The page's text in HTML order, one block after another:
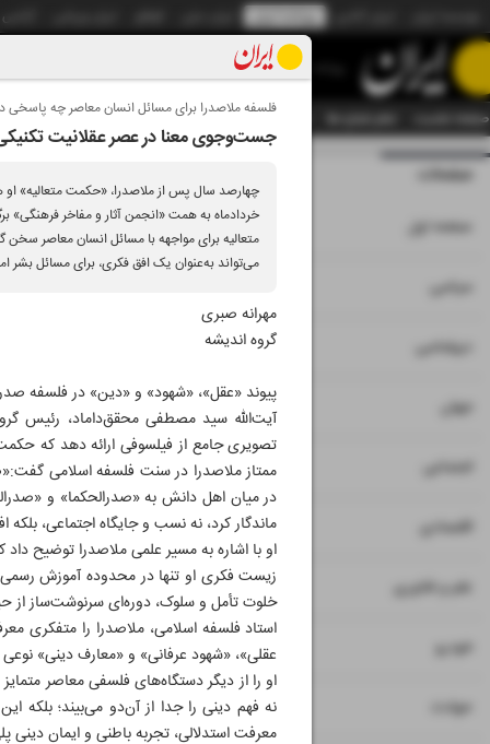
صفحه نخست آرشیو سازمان آگهی‌ها دستیار
فلسفه ملاصدرا برای مسائل انسان معاصر چه پاسخی
جست‌وجوی معنا در عصر عقلانیت
چهارصد سال پس از ملاصدرا، «حکمت متعالیه» او
خردادماه به همت «انجمن آثار و مفاخر فرهنگی»
متعالیه برای مواجهه با مسائل انسان معاصر
می‌تواند به‌عنوان یک افق فکری، برای مسائل بشر
مهرانه صبری
گروه اندیشه
پیوند «عقل»، «شهود» و «دین» در فلسفه
آیت‌الله سید مصطفی محقق‌داماد، رئیس
تصویری جامع از فیلسوفی ارائه دهد که
ممتاز ملاصدرا در سنت فلسفه اسلامی
در میان اهل دانش به «صدرالحکما» و
ماندگار کرد، نه نسب و جایگاه اجتماعی،
او با اشاره به مسیر علمی ملاصدرا توضیح
زیست فکری او تنها در محدوده آموزش
خلوت تأمل و سلوک، دوره‌ای سرنوشت‌ساز از
استاد فلسفه اسلامی، ملاصدرا را متفکری
عقلی»، «شهود عرفانی» و «معارف دینی»
او را از دیگر دستگاه‌های فلسفی معاصر
نه فهم دینی را جدا از آن‌دو می‌بیند؛ بلکه
معرفت استدلالی، تجربه باطنی و ایمان دینی
صفحات
صفحه اول ۱
سیاسی
دیپلماسی
جهان
اجتماعی ۶
اقتصادی ۷ ۸
علم و فناوری ۹
خودرو ۱۰
حوادث ۱۱